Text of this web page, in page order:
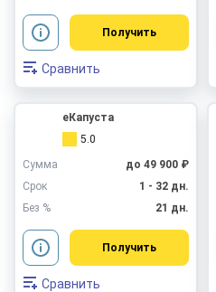
Получить
Сравнить
еКапуста
5.0
Сумма
до 49 900 ₽
Срок
1 - 32 дн.
Без %
21 дн.
Получить
Сравнить